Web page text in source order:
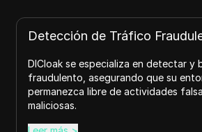
Detección de Tráfico
DICloak se especializa en detectar y
fraudulento, asegurando que su
permanezca libre de actividades
maliciosas.